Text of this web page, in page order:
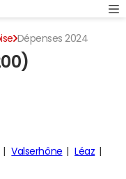
Dépenses 2024
Valserhône
Léaz